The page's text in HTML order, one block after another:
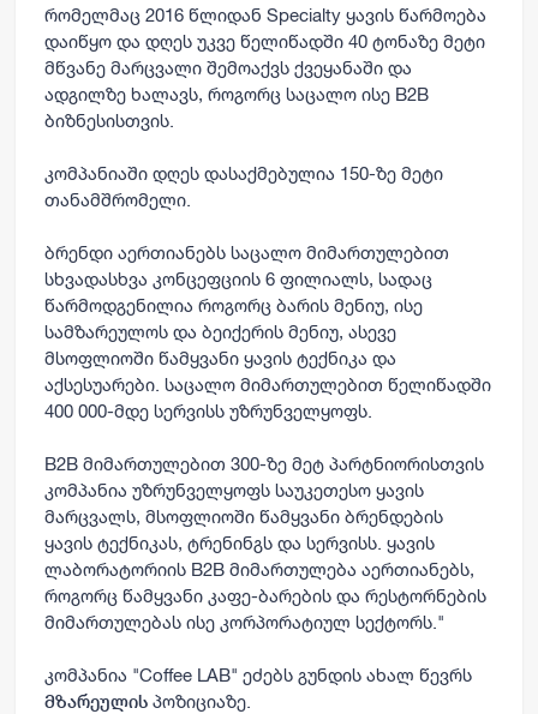
რომელმაც 2016 წლიდან Specialty ყავის წარმოება
დაიწყო და დღეს უკვე წელიწადში 40 ტონაზე მეტი
მწვანე მარცვალი შემოაქვს ქვეყანაში და
ადგილზე ხალავს, როგორც საცალო ისე B2B
ბიზნესისთვის.
კომპანიაში დღეს დასაქმებულია 150-ზე მეტი
თანამშრომელი.
ბრენდი აერთიანებს საცალო მიმართულებით
სხვადასხვა კონცეფციის 6 ფილიალს, სადაც
წარმოდგენილია როგორც ბარის მენიუ, ისე
სამზარეულოს და ბეიქერის მენიუ, ასევე
მსოფლიოში წამყვანი ყავის ტექნიკა და
აქსესუარები. საცალო მიმართულებით წელიწადში
400 000-მდე სერვისს უზრუნველყოფს.
B2B მიმართულებით 300-ზე მეტ პარტნიორისთვის
კომპანია უზრუნველყოფს საუკეთესო ყავის
მარცვალს, მსოფლიოში წამყვანი ბრენდების
ყავის ტექნიკას, ტრენინგს და სერვისს. ყავის
ლაბორატორიის B2B მიმართულება აერთიანებს,
როგორც წამყვანი კაფე-ბარების და რესტორნების
მიმართულებას ისე კორპორატიულ სექტორს."
კომპანია "Coffee LAB" ეძებს გუნდის ახალ წევრს
მზარეულის პოზიციაზე.